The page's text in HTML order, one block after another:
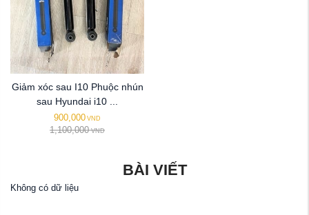
Giảm xóc sau I10 Phuộc nhún
sau Hyundai i10 ...
900,000 VND
1,100,000 VND
BÀI VIẾT
Không có dữ liệu